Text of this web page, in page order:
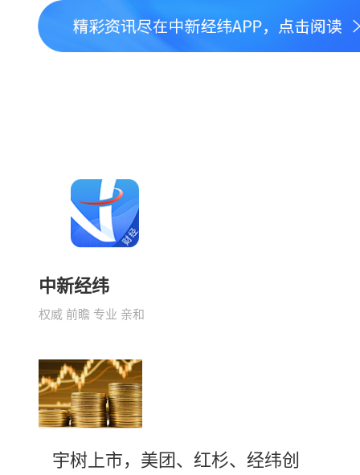
中新经纬
权威 前瞻 专业 亲和
宇树上市，美团、红杉、经纬创